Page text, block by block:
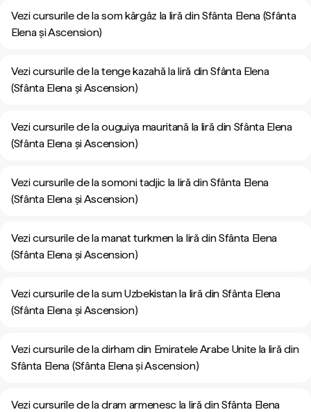
Vezi cursurile de la som kârgâz la liră din Sfânta Elena (Sfânta
Elena și Ascension)
Vezi cursurile de la tenge kazahă la liră din Sfânta Elena
(Sfânta Elena și Ascension)
Vezi cursurile de la ouguiya mauritană la liră din Sfânta Elena
(Sfânta Elena și Ascension)
Vezi cursurile de la somoni tadjic la liră din Sfânta Elena
(Sfânta Elena și Ascension)
Vezi cursurile de la manat turkmen la liră din Sfânta Elena
(Sfânta Elena și Ascension)
Vezi cursurile de la sum Uzbekistan la liră din Sfânta Elena
(Sfânta Elena și Ascension)
Vezi cursurile de la dirham din Emiratele Arabe Unite la liră din
Sfânta Elena (Sfânta Elena și Ascension)
Vezi cursurile de la dram armenesc la liră din Sfânta Elena